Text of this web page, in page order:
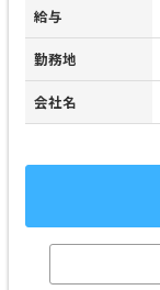
給与
勤務地
会社名